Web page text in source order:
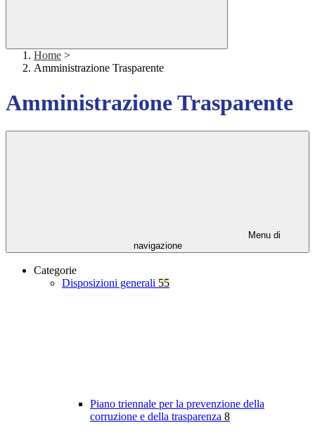
Home >
Amministrazione Trasparente
Amministrazione Trasparente
Menu di
navigazione
Categorie
Disposizioni generali 55
Piano triennale per la prevenzione della
corruzione e della trasparenza 8